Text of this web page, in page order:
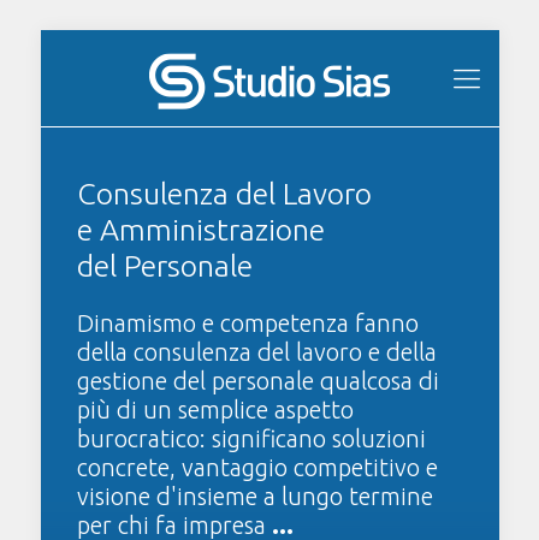
Consulenza del Lavoro
e Amministrazione
del Personale
Dinamismo e competenza fanno
della consulenza del lavoro e della
gestione del personale qualcosa di
più di un semplice aspetto
burocratico: significano soluzioni
concrete, vantaggio competitivo e
visione d'insieme a lungo termine
per chi fa impresa ...